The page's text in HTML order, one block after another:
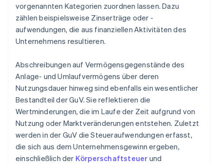
vorgenannten Kategorien zuordnen lassen. Dazu
zählen beispielsweise Zinserträge oder -
aufwendungen, die aus finanziellen Aktivitäten des
Unternehmens resultieren.
Abschreibungen auf Vermögensgegenstände des
Anlage- und Umlaufvermögens über deren
Nutzungsdauer hinweg sind ebenfalls ein wesentlicher
Bestandteil der GuV. Sie reflektieren die
Wertminderungen, die im Laufe der Zeit aufgrund von
Nutzung oder Marktveränderungen entstehen. Zuletzt
werden in der GuV die Steueraufwendungen erfasst,
die sich aus dem Unternehmensgewinn ergeben,
einschließlich der Körperschaftsteuer und